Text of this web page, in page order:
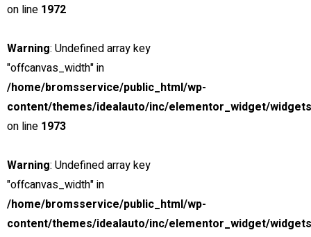
on line 1972
Warning: Undefined array key
"offcanvas_width" in
/home/bromsservice/public_html/wp-
content/themes/idealauto/inc/elementor_widget/
on line 1973
Warning: Undefined array key
"offcanvas_width" in
/home/bromsservice/public_html/wp-
content/themes/idealauto/inc/elementor_widget/